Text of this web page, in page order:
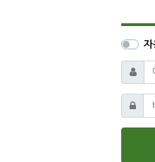
자
아이디
비밀번